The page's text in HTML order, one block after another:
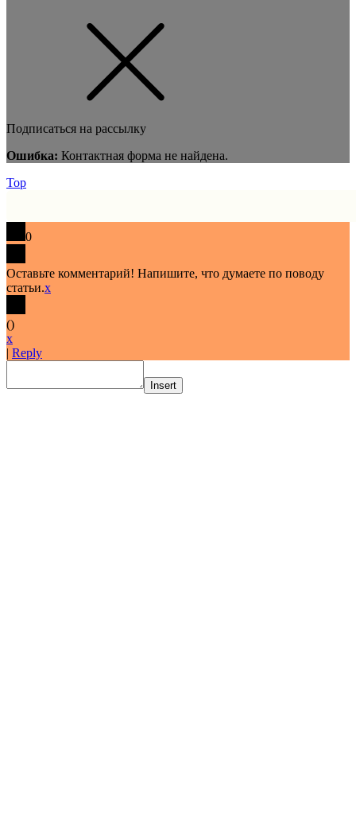
Подписаться на рассылку
Ошибка: Контактная форма не найдена.
Top
0
Оставьте комментарий! Напишите, что думаете по поводу
статьи.x
()
x
| Reply
Insert